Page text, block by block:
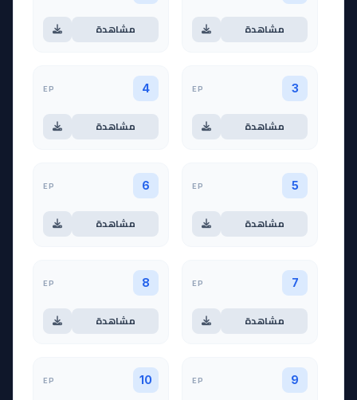
مشاهدة مشاهدة
3
EP
مشاهدة
4
EP
مشاهدة
5
EP
مشاهدة
6
EP
مشاهدة
7
EP
مشاهدة
8
EP
مشاهدة
9
EP
10
EP